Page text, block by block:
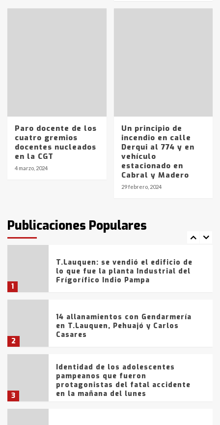
Paro docente de los
cuatro gremios
docentes nucleados
en la CGT
4 marzo, 2024
Un principio de
incendio en calle
Derqui al 774 y en
vehículo
estacionado en
Cabral y Madero
29 febrero, 2024
Publicaciones Populares
en la mañana del lunes
entre 857 a 1338 pesos
La Bolsa de Cereales de Bahía
Blanca anticipa que Agosto vendrá
con lluvias y heladas, en gran parte
fueron detenidos por
comercialización de drogas en la
tarde del sábado
1
T.Lauquen: se vendió el edificio de
lo que fue la planta Industrial del
Frígorífico Indio Pampa
2
14 allanamientos con Gendarmería
en T.Lauquen, Pehuajó y Carlos
Casares
3
Identidad de los adolescentes
pampeanos que fueron
protagonistas del fatal accidente
en la mañana del lunes